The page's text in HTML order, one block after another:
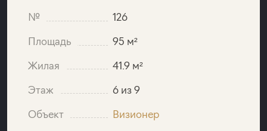
№
126
Площадь
95 м²
Жилая
41.9 м²
Этаж
6 из 9
Объект
Визионер